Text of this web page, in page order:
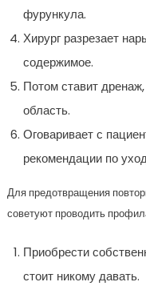
фурункула.
Хирург разрезает
содержимое.
Потом ставит
область.
Оговаривает с
рекомендации по
Для предотвращения
советуют проводить
Приобрести
стоит никому давать.